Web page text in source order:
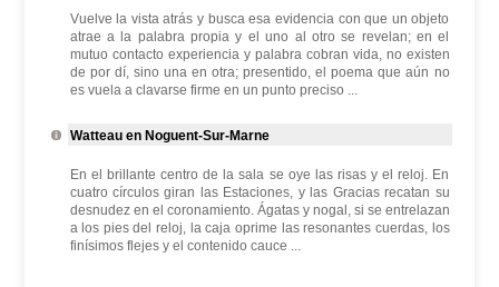
Vuelve la vista atrás y busca esa evidencia con que un objeto
atrae a la palabra propia y el uno al otro se revelan; en el
mutuo contacto experiencia y palabra cobran vida, no existen
de por dí, sino una en otra; presentido, el poema que aún no
es vuela a clavarse firme en un punto preciso ...
Watteau en Noguent-Sur-Marne
En el brillante centro de la sala se oye las risas y el reloj. En
cuatro círculos giran las Estaciones, y las Gracias recatan su
desnudez en el coronamiento. Ágatas y nogal, si se entrelazan
a los pies del reloj, la caja oprime las resonantes cuerdas, los
finísimos flejes y el contenido cauce ...